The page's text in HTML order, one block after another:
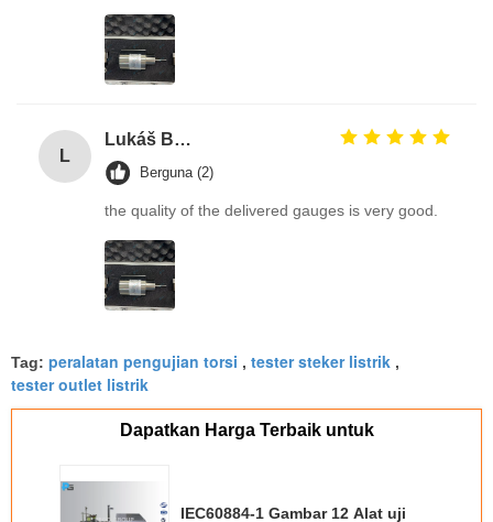
L
Lukáš Burda
Berguna (2)
the quality of the delivered gauges is very good.
Tag: peralatan pengujian torsi , tester steker listrik ,
tester outlet listrik
Dapatkan Harga Terbaik untuk
IEC60884-1 Gambar 12 Alat uji